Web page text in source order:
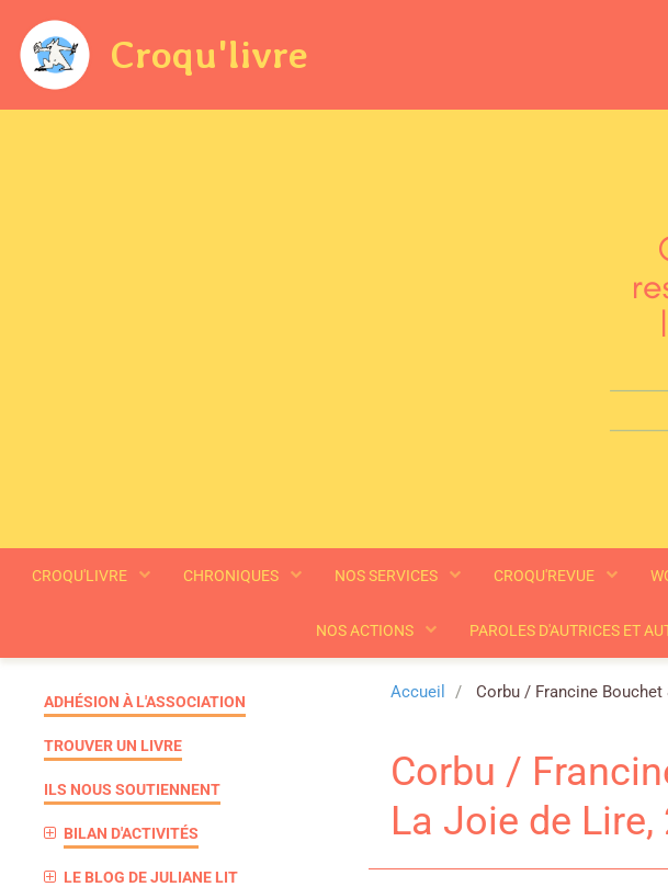
Croqu'livre
CROQU'LIVRE CHRONIQUES NOS SERVICES CROQU'REVUE
NOS ACTIONS PAROLES D'AUTRICES ET
Accueil Corbu / Francine Bouchet
Corbu /
La Joie de Lire,
ADHÉSION À L'ASSOCIATION
TROUVER UN LIVRE
ILS NOUS SOUTIENNENT
BILAN D'ACTIVITÉS
LE BLOG DE JULIANE LIT